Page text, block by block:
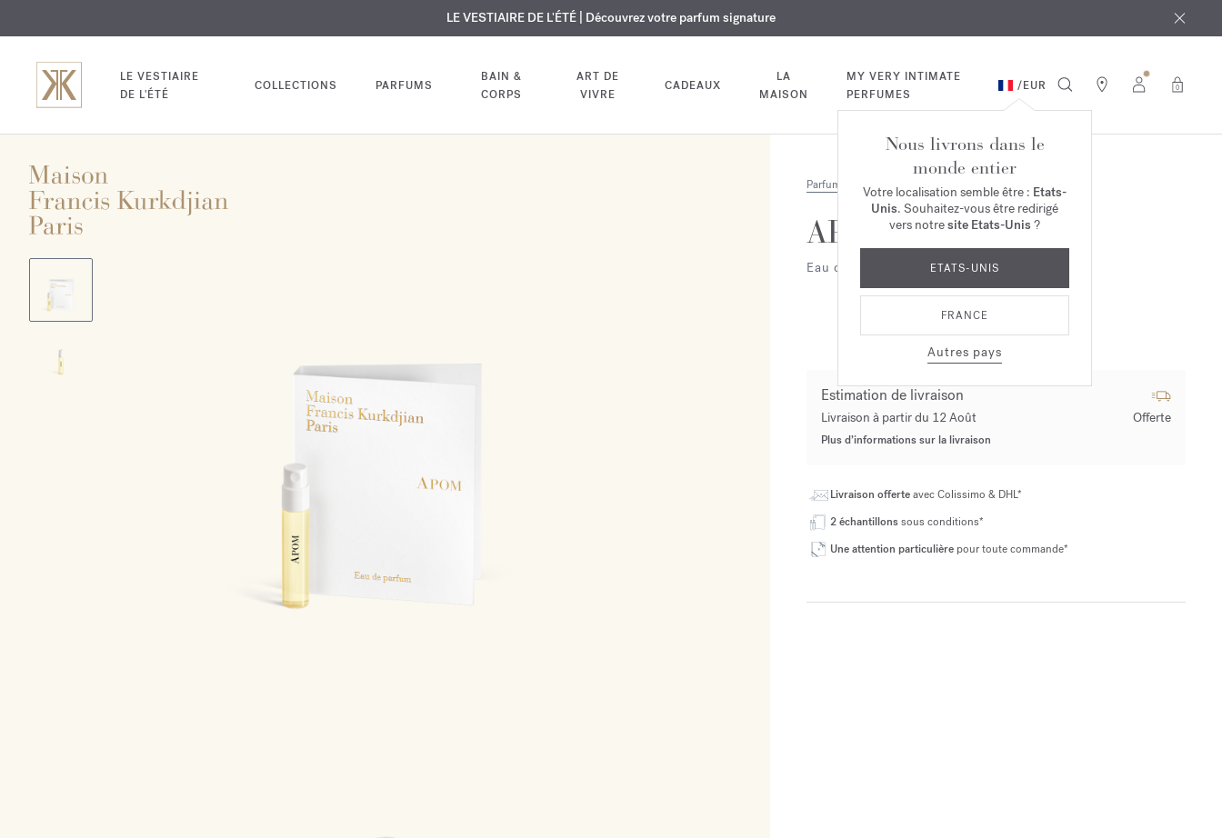
EXCLUSIF | Découvrez le nouveau parfum OUDvelvet mooddans votre commande*
GRAVURE OFFERTE | Sur tous les parfums et huiles pour le corps jusqu'au 9 août
LE VESTIAIRE DE L'ÉTÉ | Découvrez votre parfum signature
LE VESTIAIRE
DE L'ÉTÉ
COLLECTIONS PARFUMS
BAIN &
CORPS
ART DE
VIVRE
CADEAUX
LA
MAISON
MY VERY INTIMATE
PERFUMES
/EUR 0
Nous livrons dans le
monde entier
Votre localisation semble être : Etats-
Unis. Souhaitez-vous être redirigé
vers notresite Etats-Unis ?
ETATS-UNIS
FRANCE
Autres pays
Parfums
APOM
Eau de parfum 2ml
Estimation de livraison
Livraison à partir du 12 Août Offerte
Plus d’informations sur la livraison
Livraison offerteavec Colissimo & DHL*
2 échantillonssous conditions*
Une attention particulière pour toute commande*